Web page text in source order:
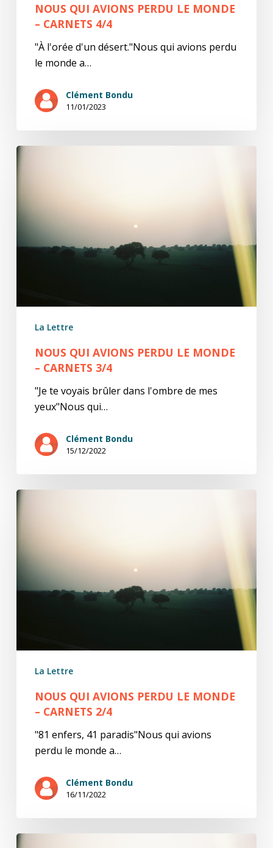
NOUS QUI AVIONS PERDU LE MONDE
– CARNETS 4/4
"À l'orée d'un désert."Nous qui avions perdu
le monde a…
Clément Bondu
11/01/2023
Nous
le
monde
–
La Lettre
NOUS QUI AVIONS PERDU LE MONDE
– CARNETS 3/4
"Je te voyais brûler dans l'ombre de mes
yeux"Nous qui…
Clément Bondu
15/12/2022
Nous
le
monde
–
La Lettre
NOUS QUI AVIONS PERDU LE MONDE
– CARNETS 2/4
"81 enfers, 41 paradis"Nous qui avions
perdu le monde a…
Clément Bondu
16/11/2022
Nous